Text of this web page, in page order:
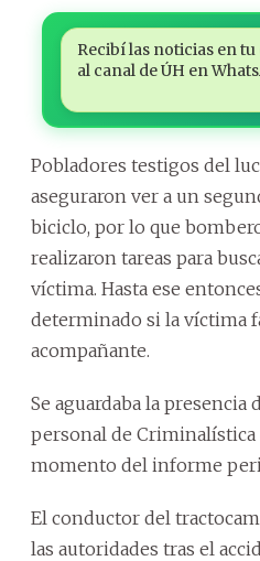
Recibí las noticias en
al canal de ÚH en
Pobladores testigos del
aseguraron ver a un
biciclo, por lo que
realizaron tareas para
víctima. Hasta ese
determinado si la víctima
acompañante.
Se aguardaba la
personal de Criminalística
momento del informe
El conductor del
las autoridades tras el